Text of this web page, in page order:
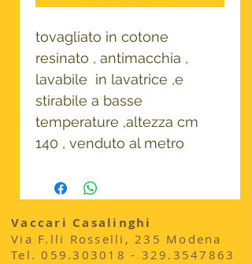
tovagliato in cotone
resinato , antimacchia ,
lavabile in lavatrice ,e
stirabile a basse
temperature ,altezza cm
140 , venduto al metro
Vaccari Casalinghi
Via F.lli Rosselli, 235 Modena
​Tel.059.303018 - 329 .3547863